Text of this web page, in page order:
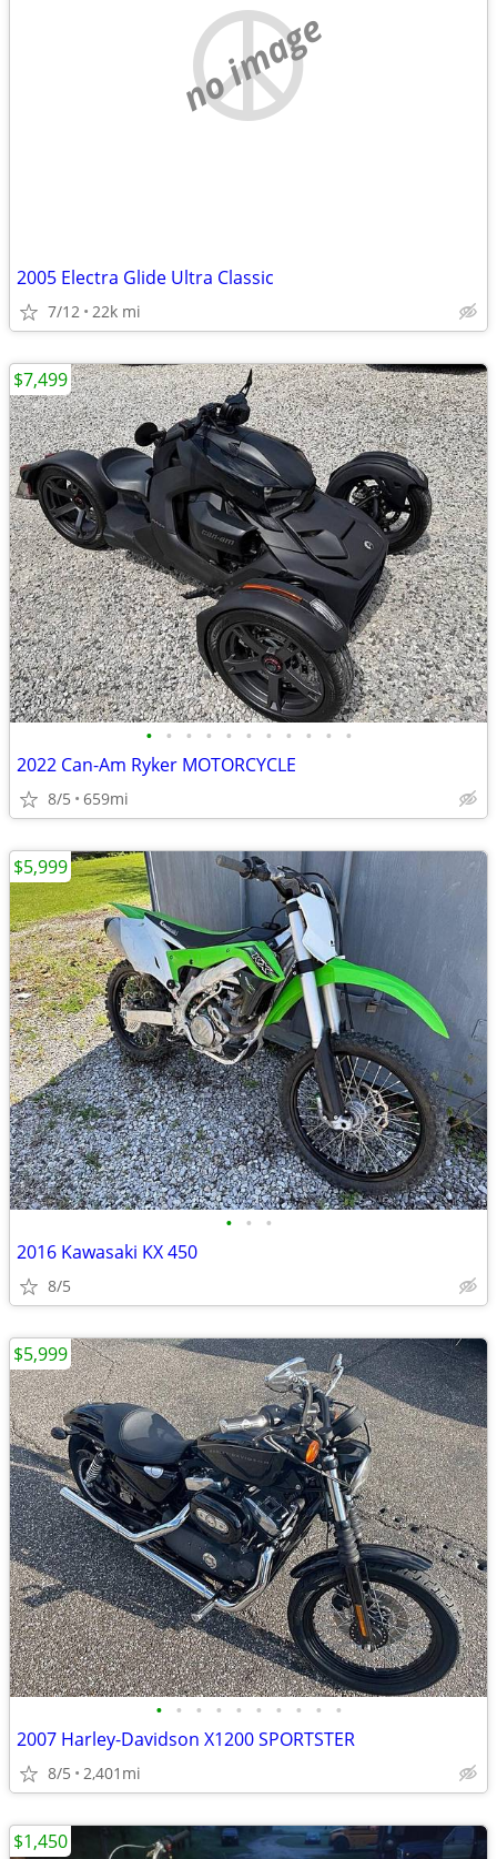
no image
2005 Electra Glide Ultra Classic
7/12 22k mi
• • • • • • • • • • •
2022 Can-Am Ryker MOTORCYCLE
8/5 659mi
$7,499
• • •
2016 Kawasaki KX 450
8/5
$5,999
• • • • • • • • • •
2007 Harley-Davidson X1200 SPORTSTER
8/5 2,401mi
$5,999
$1,450